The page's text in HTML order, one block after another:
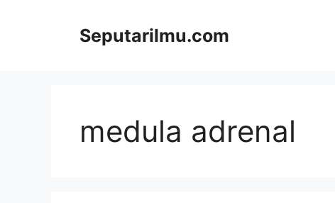
Seputarilmu.com
medula adrenal